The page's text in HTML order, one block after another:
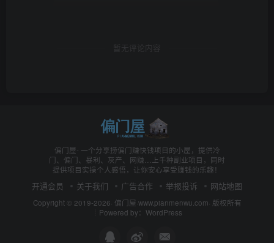
暂无评论内容
偏门屋- 一个分享捞偏门赚快钱项目的小屋，提供冷
门、偏门、暴利、灰产、网赚…上千种副业项目，同时
提供项目实操个人感悟，让你安心享受赚钱的乐趣！
开通会员 关于我们 广告合作 举报投诉 网站地图
Copyright © 2019-2026· 偏门屋·www.pianmenwu.com· 版权所有
┊Powered by：WordPress